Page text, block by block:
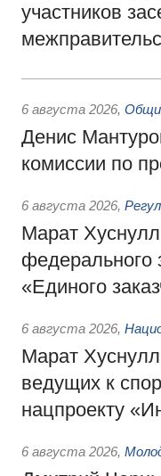
участников
6 августа 2026,
Денис
комиссии по
6 августа 2026,
Марат
федерального
«Единого
6 августа 2026,
Марат
ведущих к
нацпроекту
6 августа 2026,